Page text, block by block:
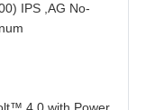
IPS ,AG No-